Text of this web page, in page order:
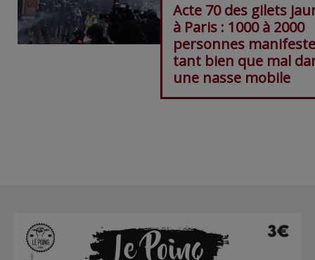
Acte 70 des gilets
à Paris : 1000 à 2000
personnes
tant bien que mal
une nasse mobile